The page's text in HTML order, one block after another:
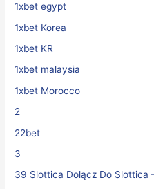
1xbet egypt
1xbet Korea
1xbet KR
1xbet malaysia
1xbet Morocco
2
22bet
3
39 Slottica Dołącz Do Slottica